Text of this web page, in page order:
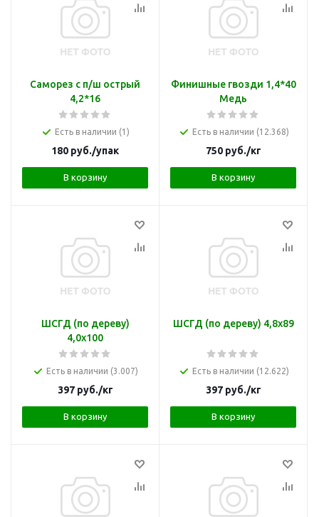
Саморез с п/ш острый
4,2*16
Есть в наличии (1)
180 руб./упак
В корзину
Финишные гвозди 1,4*40
Медь
Есть в наличии (12.368)
750руб./кг
В корзину
ШСГД (по дереву)
4,0х100
Есть в наличии (3.007)
397руб./кг
В корзину
ШСГД (по дереву) 4,8х89
Есть в наличии (12.622)
397руб./кг
В корзину